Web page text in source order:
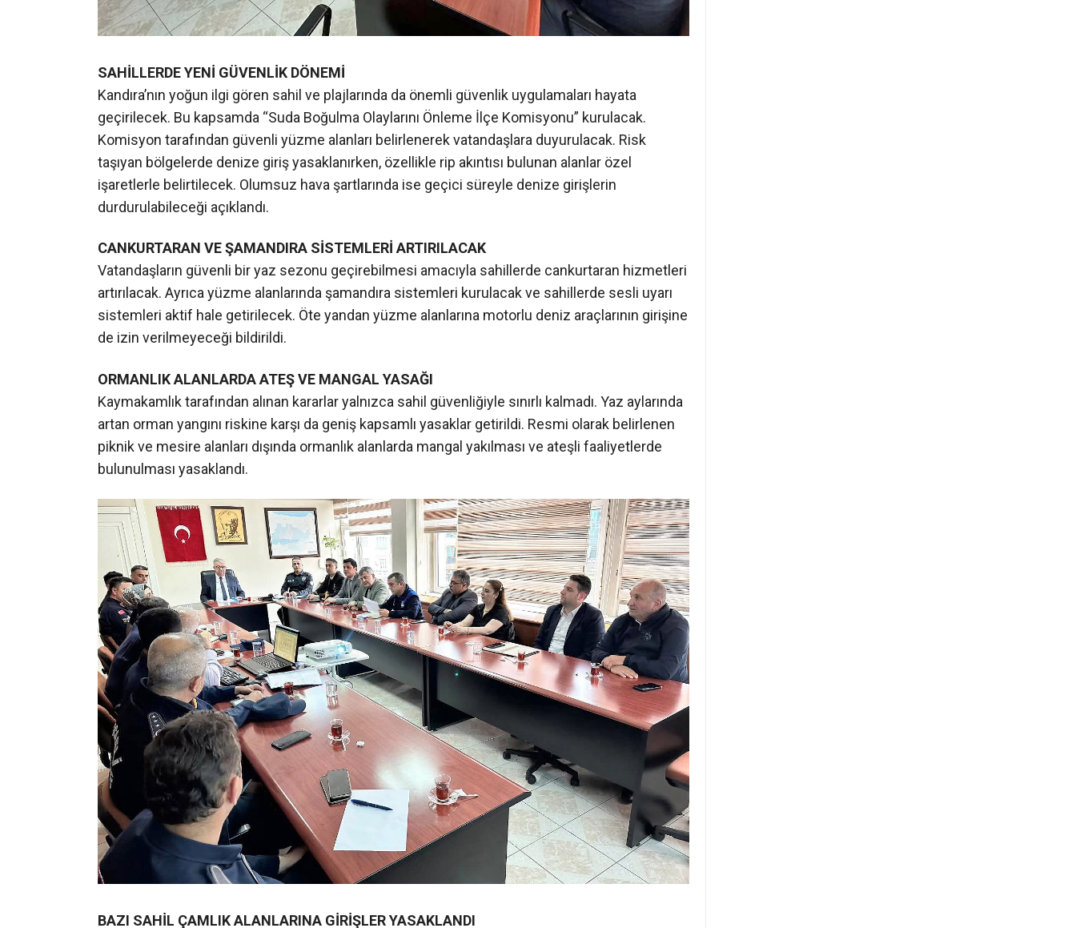
taşıyan bölgelerde denize giriş yasaklanırken, özellikle rip akıntısı bulunan alanlar özel
işaretlerle belirtilecek. Olumsuz hava şartlarında ise geçici süreyle denize girişlerin
CANKURTARAN VE ŞAMANDIRA SİSTEMLERİ ARTIRILACAK
Vatandaşların güvenli bir yaz sezonu geçirebilmesi amacıyla sahillerde cankurtaran hizmetleri
artırılacak. Ayrıca yüzme alanlarında şamandıra sistemleri kurulacak ve sahillerde sesli uyarı
sistemleri aktif hale getirilecek. Öte yandan yüzme alanlarına motorlu deniz araçlarının girişine
de izin verilmeyeceği bildirildi.
Kaymakamlık tarafından alınan kararlar yalnızca sahil güvenliğiyle sınırlı kalmadı. Yaz aylarında
artan orman yangını riskine karşı da geniş kapsamlı yasaklar getirildi. Resmi olarak belirlenen
piknik ve mesire alanları dışında ormanlık alanlarda mangal yakılması ve ateşli faaliyetlerde
bulunulması yasaklandı.
BAZI SAHİL ÇAMLIK ALANLARINA GİRİŞLER YASAKLANDI
Yangın riski yüksek görülen bazı bölgeler tamamen yasak kapsamına alındı. Buna göre;
Çamkonak Sahil Çamı, Kefken Sahil Çamı, Kefken Fıstık Çamı, Kerpe Sahil Çamı, Babaköy Sahil
Çamı, Araştırma Ormanı Sahil Çamı bölgelerine giriş yapılmasına izin verilmeyecek.
ANIZ VE BAHÇE TEMİZLİĞİ İÇİN ATEŞ YAKMAK DA YASAK
bağ ve bahçe temizliği amacıyla ateş yakılması gibi faaliyetlerin de yasak olduğu açıklandı.